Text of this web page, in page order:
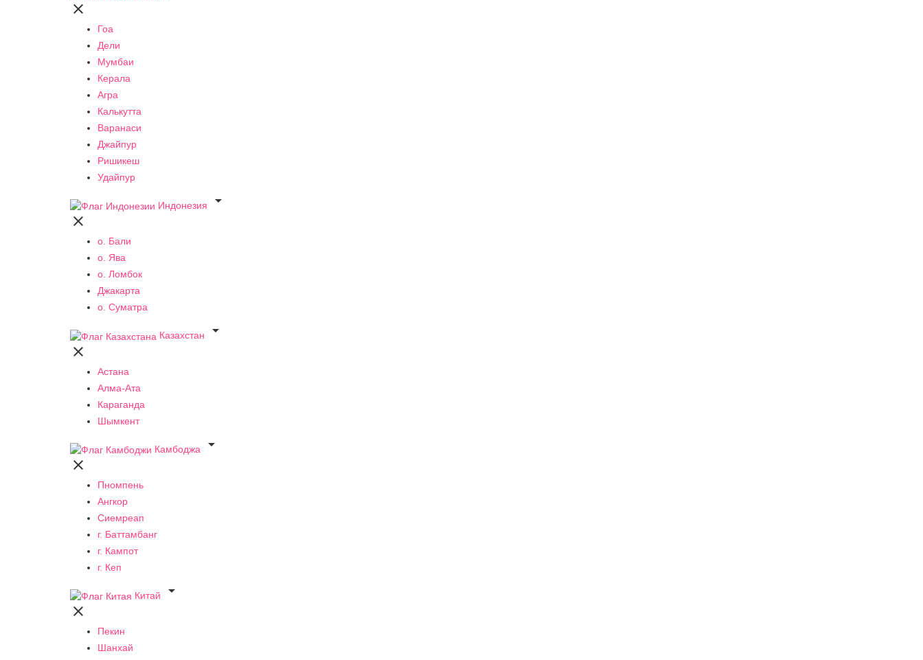

Гоа
Дели
Мумбаи
Керала
Агра
Калькутта
Варанаси
Джайпур
Ришикеш
Удайпур
Индонезия


о. Бали
о. Ява
о. Ломбок
Джакарта
о. Суматра
Казахстан


Астана
Алма-Ата
Караганда
Шымкент
Камбоджа


Пномпень
Ангкор
Сиемреап
г. Баттамбанг
г. Кампот
г. Кеп
Китай


Пекин
Шанхай